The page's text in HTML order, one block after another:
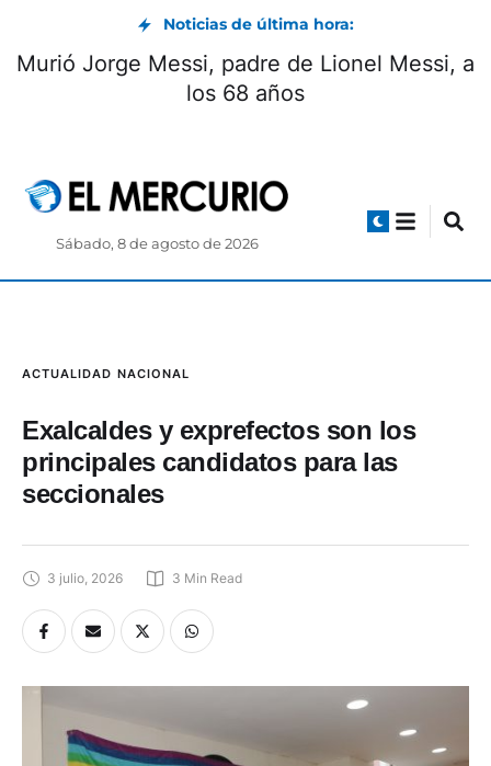
Noticias de última hora:
Murió Jorge Messi, padre de Lionel Messi, a
los 68 años
Sábado, 8 de agosto de 2026
ACTUALIDAD NACIONAL
Exalcaldes y exprefectos son los
principales candidatos para las
seccionales
3 julio, 2026 3 Min Read